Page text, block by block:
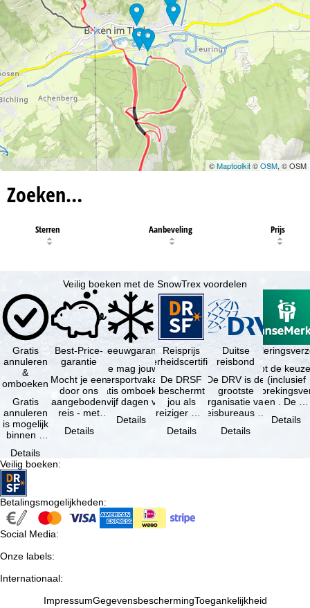
©Maptoolkit©OSM, © OSM
Zoeken…
Sterren Aanbeveling Prijs
Veilig boeken met de SnowTrex voordelen
Gratis
annuleren
&
omboeken
Gratis
annuleren
is mogelijk
binnen 5
de
boeking,
als jouw
vakantie …
Details
Best-Price-
garantie
Mocht je een
door ons
aangeboden
reis - met
beschikbaarheid
Details
Sneeuwgarantie
Je mag jouw
wintersportvakantie
gratis omboeken
als vijf dagen voor
Details
Reisprijs
zekerheidscertificaat
De DRSF
beschermt
jou als
reiziger met
pakketreis
Details
Duitse
reisbond
De DRV is de
grootste
organisatie van
reisbureaus en
in Duitsland. …
Details
Je hebt de
(inclusief
en . De …
Details
Veilig boeken:
Betalingsmogelijkheden:
Social Media:
Onze labels:
Internationaal:
ImpressumGegevensbeschermingToegankelijkheid